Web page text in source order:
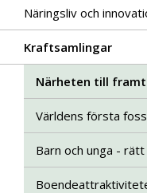
Näringsliv och
Kraftsamlingar
Närheten till
Världens första
Barn och unga -